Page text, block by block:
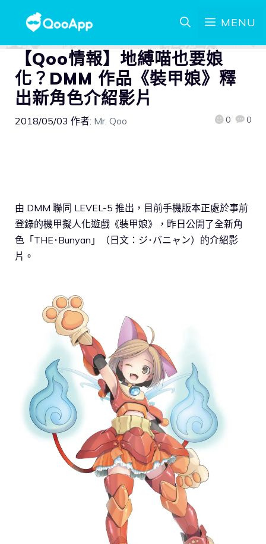
MENU
【Qoo情報】地縛喵也要娘
化？DMM 作品《裝甲娘》釋
出新角色介紹影片
2018/05/03 作者: Mr. Qoo 0 0
由 DMM 聯同 LEVEL-5 推出，目前手機版本正處於事前
登錄的機甲擬人化遊戲《裝甲娘》，昨日公開了全新角
色「THE･Bunyan」（日文：ジ･バニャン）的介紹影
片。